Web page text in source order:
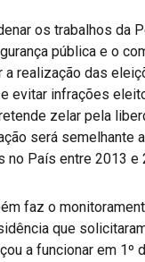
os trabalhos da
pública e o
a realização das
evitar infrações
zelar pela
será semelhante
no País entre 2013 e
faz o
que
a funcionar em 1º